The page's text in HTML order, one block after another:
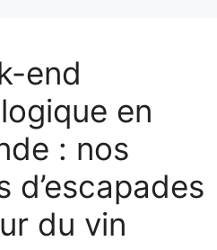
end
en
: nos
d’escapades
du vin